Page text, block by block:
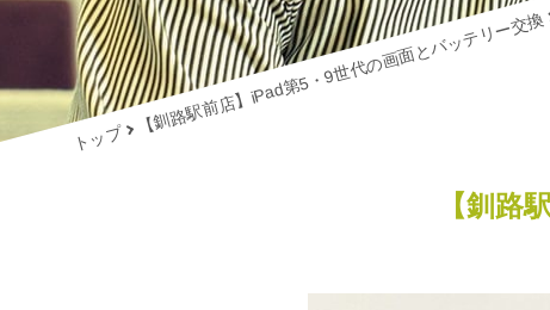
トップ
【釧路駅前店】iPad第5・9世代の画面とバッテリー交換
【釧路